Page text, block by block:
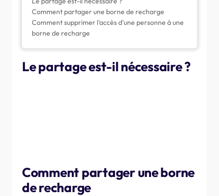
Comment partager une borne de recharge
Comment supprimer l'accès d'une personne à une
borne de recharge
Le partage est-il nécessaire ?
Comment partager une borne
de recharge